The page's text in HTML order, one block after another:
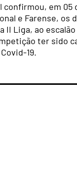
confirmou, em 05
e Farense, os
II Liga, ao
ter sido
19.